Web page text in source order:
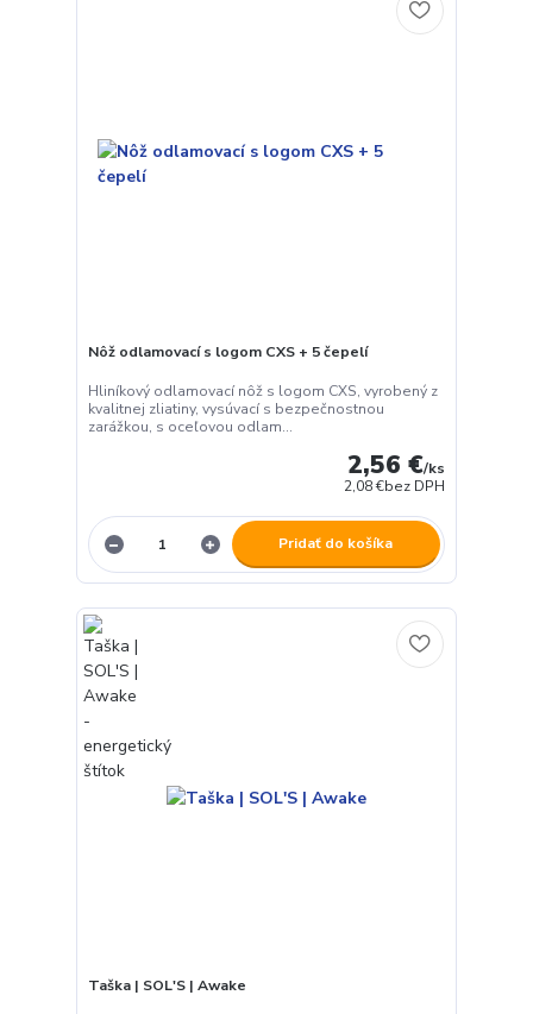
Nôž odlamovací s logom CXS + 5 čepelí
Hliníkový odlamovací nôž s logom CXS, vyrobený z
kvalitnej zliatiny, vysúvací s bezpečnostnou
zarážkou, s oceľovou odlam...
2,56 €/ks
2,08 €bez DPH
Pridať do košíka
Taška | SOL'S | Awake